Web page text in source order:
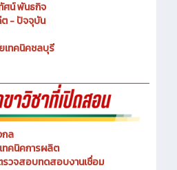
น์ พันธกิจ
ต - ปัจจุบัน
เทคนิคชลบุรี
กล
ทคนิคการผลิต
รวจสอบทดสอบงานเชื่อม